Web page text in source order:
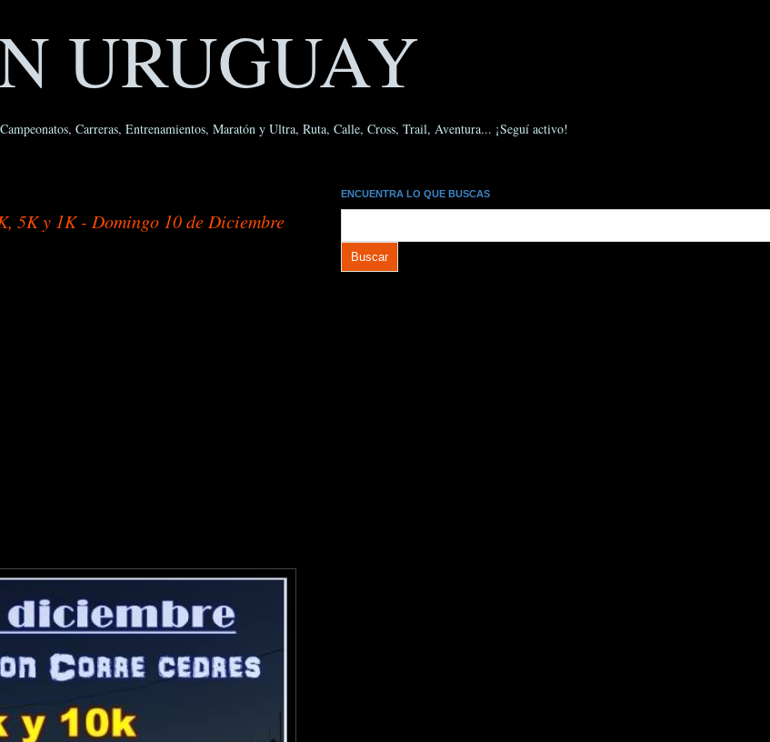
URUGUAY
Carreras, Entrenamientos, Maratón y Ultra, Ruta, Calle, Cross, Trail, Aventura... ¡Seguí activo!
5K y 1K - Domingo 10 de Diciembre
ENCUENTRA LO QUE BUSCAS